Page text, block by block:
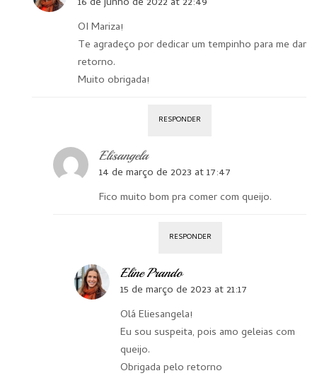
OI Mariza!
Te agradeço por dedicar um tempinho para me dar
retorno.
Muito obrigada!
RESPONDER
Elisangela
14 de março de 2023 at 17:47
Fico muito bom pra comer com queijo.
RESPONDER
Eline Prando
15 de março de 2023 at 21:17
Olá Eliesangela!
Eu sou suspeita, pois amo geleias com
queijo.
Obrigada pelo retorno